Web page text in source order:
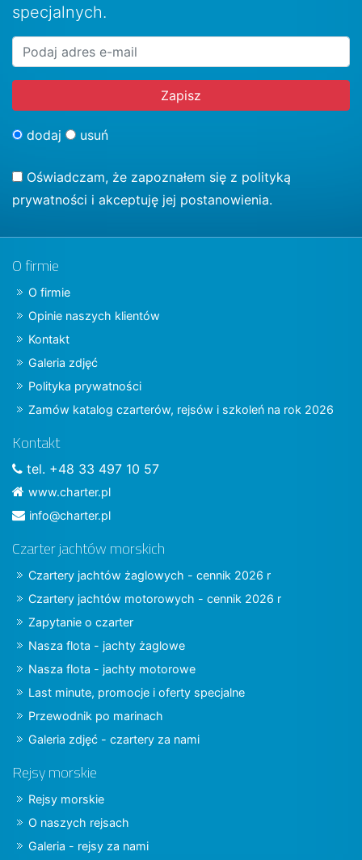
specjalnych.
dodaj usuń
Oświadczam, że zapoznałem się z polityką
prywatności i akceptuję jej postanowienia.
O firmie
O firmie
Opinie naszych klientów
Kontakt
Galeria zdjęć
Polityka prywatności
Zamów katalog czarterów, rejsów i szkoleń na rok 2026
Kontakt
tel. +48 33 497 10 57
www.charter.pl
info@charter.pl
Czarter jachtów morskich
Czartery jachtów żaglowych - cennik 2026 r
Czartery jachtów motorowych - cennik 2026 r
Zapytanie o czarter
Nasza flota - jachty żaglowe
Nasza flota - jachty motorowe
Last minute, promocje i oferty specjalne
Przewodnik po marinach
Galeria zdjęć - czartery za nami
Rejsy morskie
Rejsy morskie
O naszych rejsach
Galeria - rejsy za nami